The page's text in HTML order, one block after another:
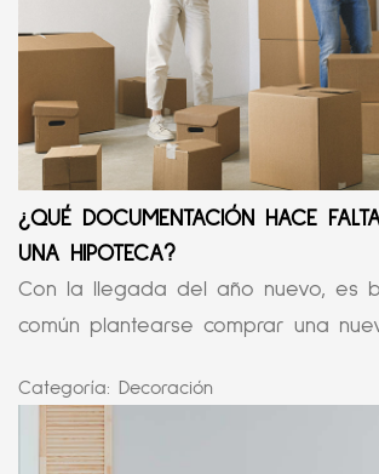
¿QUÉ DOCUMENTACIÓN HACE
UNA HIPOTECA?
Con la llegada del año nuevo, es
común plantearse comprar una
Categoría: Decoración